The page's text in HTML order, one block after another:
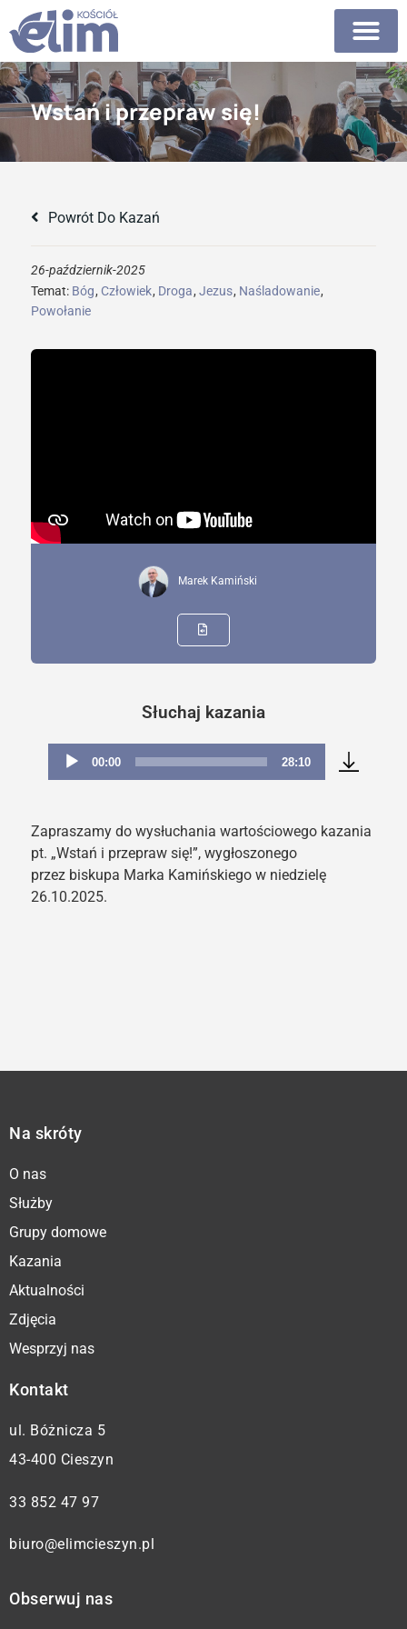
Wstań i przepraw się!
Powrót Do Kazań
26-październik-2025
Temat: Bóg, Człowiek, Droga, Jezus, Naśladowanie,
Powołanie
Marek Kamiński
Słuchaj kazania
Odtwarzacz
00:00 28:10
Zapraszamy do wysłuchania wartościowego kazania
pt. „Wstań i przepraw się!”, wygłoszonego
przez biskupa Marka Kamińskiego w niedzielę
26.10.2025.
Na skróty
O nas
Służby
Grupy domowe
Kazania
Aktualności
Zdjęcia
Wesprzyj nas
Kontakt
ul. Bóżnicza 5
43-400 Cieszyn
33 852 47 97
biuro@elimcieszyn.pl
Obserwuj nas